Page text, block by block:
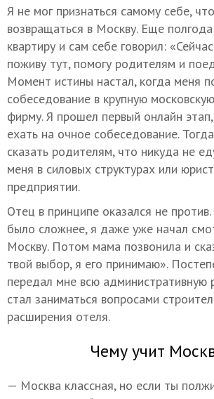
Я не мог признаться самому себе,
возвращаться в Москву. Еще
квартиру и сам себе говорил:
поживу тут, помогу родителям и
Момент истины настал, когда меня
собеседование в крупную
фирму. Я прошел первый онлайн
ехать на очное собеседование.
сказать родителям, что никуда не
меня в силовых структурах или
предприятии.
Отец в принципе оказался не
было сложнее, я даже уже начал
Москву. Потом мама позвонила и
твой выбор, я его принимаю».
передал мне всю административную
стал заниматься вопросами
расширения отеля.
Чему учит
— Москва классная, но если ты